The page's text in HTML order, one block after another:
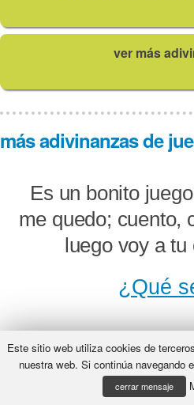
ver más
más adivinanzas de
Es un bonito
me quedo; cuento,
luego voy a tu
¿Qué
Me componen
impresos en
Este sitio web utiliza cookies de
nuestra web. Si continúa navegando
cerrar mensaje